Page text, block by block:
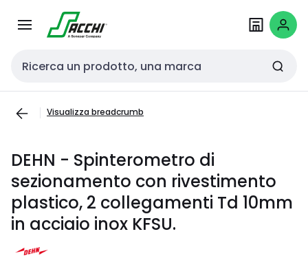
navigazionecontenuto
Cerca input
Visualizza breadcrumb
DEHN - Spinterometro di
sezionamento con rivestimento
plastico, 2 collegamenti Td 10mm
in acciaio inox KFSU.